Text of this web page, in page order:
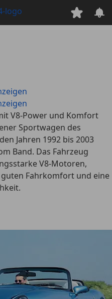
V8-Power und Komfort
Sportwagen des
Jahren 1992 bis 2003
Band. Das Fahrzeug
V8-Motoren,
Fahrkomfort und eine